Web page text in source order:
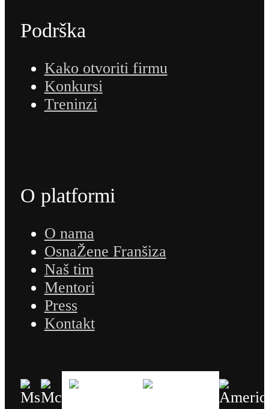
Podrška
Kako otvoriti firmu
Konkursi
Treninzi
O platformi
O nama
OsnaŽene Franšiza
Naš tim
Mentori
Press
Kontakt